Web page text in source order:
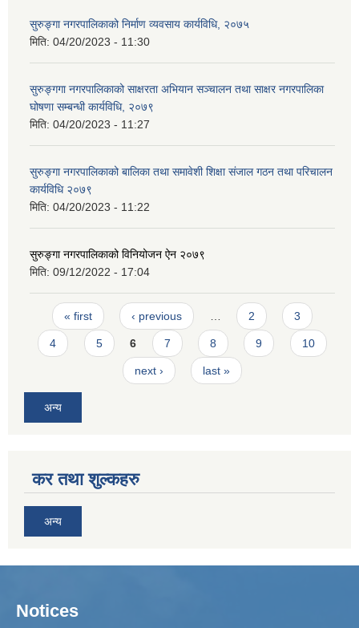
सुरुङ्गा नगरपालिकाको निर्माण व्यवसाय कार्यविधि, २०७५
मिति: 04/20/2023 - 11:30
सुरुङ्गगा नगरपालिकाको साक्षरता अभियान सञ्चालन तथा साक्षर नगरपालिका
घोषणा सम्बन्धी कार्यविधि, २०७९
मिति: 04/20/2023 - 11:27
सुरुङ्गा नगरपालिकाको बालिका तथा समावेशी शिक्षा संजाल गठन तथा परिचालन
कार्यविधि २०७९
मिति: 04/20/2023 - 11:22
सुरुङ्गा नगरपालिकाको विनियोजन ऐन २०७९
मिति: 09/12/2022 - 17:04
Pages
« first ‹ previous 2 3
4 5 6 7 8 9 10
next › last »
अन्य
कर तथा शुल्कहरु
अन्य
Notices